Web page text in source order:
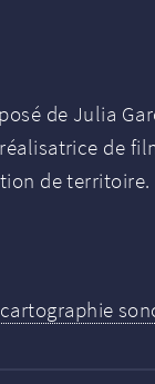
de Julia
de
de territoire.